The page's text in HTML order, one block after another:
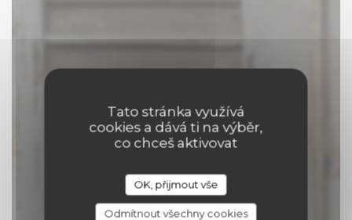
Tato stránka využívá
cookies a dává ti na výběr,
co chceš aktivovat
OK, přijmout vše
Odmítnout všechny cookies
|TOURNAI